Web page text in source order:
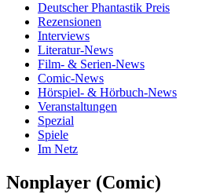
Deutscher Phantastik Preis
Rezensionen
Interviews
Literatur-News
Film- & Serien-News
Comic-News
Hörspiel- & Hörbuch-News
Veranstaltungen
Spezial
Spiele
Im Netz
Nonplayer (Comic)